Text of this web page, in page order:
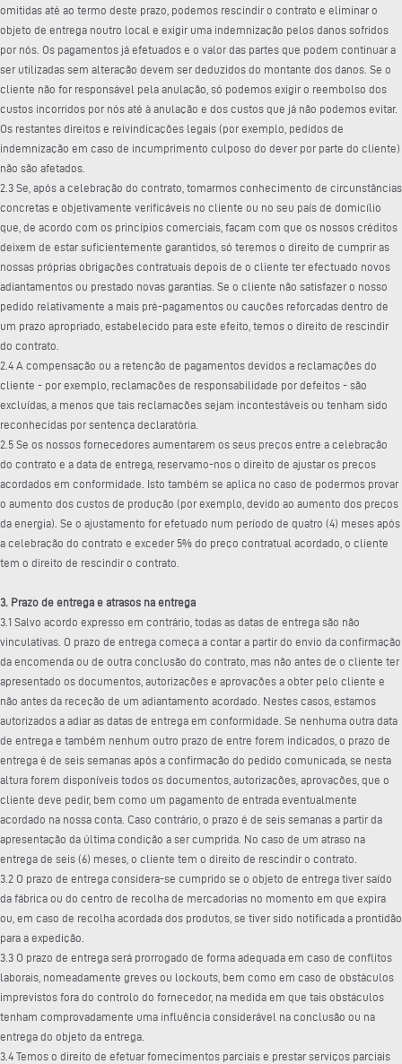
omitidas até ao termo deste prazo, podemos rescindir o contrato e eliminar o
objeto de entrega noutro local e exigir uma indemnização pelos danos sofridos
por nós. Os pagamentos já efetuados e o valor das partes que podem continuar a
ser utilizadas sem alteração devem ser deduzidos do montante dos danos. Se o
cliente não for responsável pela anulação, só podemos exigir o reembolso dos
custos incorridos por nós até à anulação e dos custos que já não podemos evitar.
Os restantes direitos e reivindicações legais (por exemplo, pedidos de
indemnização em caso de incumprimento culposo do dever por parte do cliente)
não são afetados.
2.3 Se, após a celebração do contrato, tomarmos conhecimento de circunstâncias
concretas e objetivamente verificáveis no cliente ou no seu país de domicílio
que, de acordo com os princípios comerciais, façam com que os nossos créditos
deixem de estar suficientemente garantidos, só teremos o direito de cumprir as
nossas próprias obrigações contratuais depois de o cliente ter efectuado novos
adiantamentos ou prestado novas garantias. Se o cliente não satisfazer o nosso
pedido relativamente a mais pré-pagamentos ou cauções reforçadas dentro de
um prazo apropriado, estabelecido para este efeito, temos o direito de rescindir
do contrato.
2.4 A compensação ou a retenção de pagamentos devidos a reclamações do
cliente - por exemplo, reclamações de responsabilidade por defeitos - são
excluídas, a menos que tais reclamações sejam incontestáveis ou tenham sido
reconhecidas por sentença declaratória.
2.5 Se os nossos fornecedores aumentarem os seus preços entre a celebração
do contrato e a data de entrega, reservamo-nos o direito de ajustar os preços
acordados em conformidade. Isto também se aplica no caso de podermos provar
o aumento dos custos de produção (por exemplo, devido ao aumento dos preços
da energia). Se o ajustamento for efetuado num período de quatro (4) meses após
a celebração do contrato e exceder 5% do preço contratual acordado, o cliente
tem o direito de rescindir o contrato.
3. Prazo de entrega e atrasos na entrega
3.1 Salvo acordo expresso em contrário, todas as datas de entrega são não
vinculativas. O prazo de entrega começa a contar a partir do envio da confirmação
da encomenda ou de outra conclusão do contrato, mas não antes de o cliente ter
apresentado os documentos, autorizações e aprovações a obter pelo cliente e
não antes da receção de um adiantamento acordado. Nestes casos, estamos
autorizados a adiar as datas de entrega em conformidade. Se nenhuma outra data
de entrega e também nenhum outro prazo de entre forem indicados, o prazo de
entrega é de seis semanas após a confirmação do pedido comunicada, se nesta
altura forem disponíveis todos os documentos, autorizações, aprovações, que o
cliente deve pedir, bem como um pagamento de entrada eventualmente
acordado na nossa conta. Caso contrário, o prazo é de seis semanas a partir da
apresentação da última condição a ser cumprida. No caso de um atraso na
entrega de seis (6) meses, o cliente tem o direito de rescindir o contrato.
3.2 O prazo de entrega considera-se cumprido se o objeto de entrega tiver saído
da fábrica ou do centro de recolha de mercadorias no momento em que expira
ou, em caso de recolha acordada dos produtos, se tiver sido notificada a prontidão
para a expedição.
3.3 O prazo de entrega será prorrogado de forma adequada em caso de conflitos
laborais, nomeadamente greves ou lockouts, bem como em caso de obstáculos
imprevistos fora do controlo do fornecedor, na medida em que tais obstáculos
tenham comprovadamente uma influência considerável na conclusão ou na
entrega do objeto da entrega.
3.4 Temos o direito de efetuar fornecimentos parciais e prestar serviços parciais